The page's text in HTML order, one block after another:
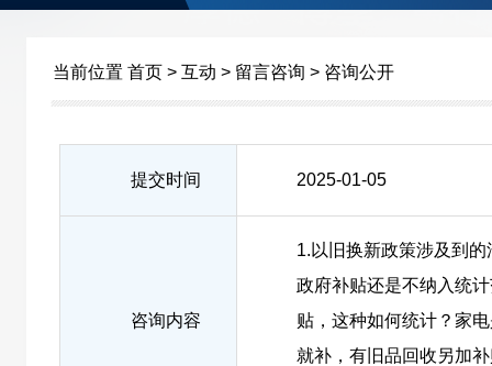
当前位置 首页> 互动 > 留言咨询 > 咨询公开
提交时间 2025-01-05
咨询内容
1.以旧换新政策涉及到
政府补贴还是不纳入统
贴，这种如何统计？家
就补，有旧品回收另加